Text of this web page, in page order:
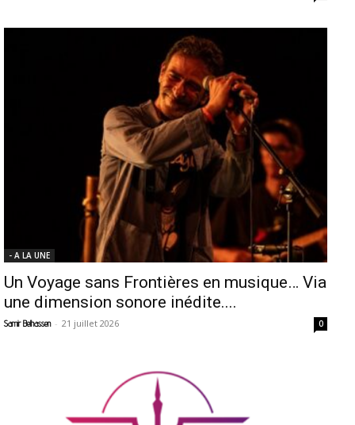
- A LA UNE
Un Voyage sans Frontières en musique… Via
une dimension sonore inédite....
Samir Belhassen - 21 juillet 2026 0